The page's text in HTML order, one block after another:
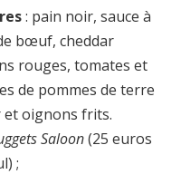
: pain noir, sauce à
bœuf, cheddar
rouges, tomates et
de pommes de terre
et oignons frits.
Saloon(25 euros
;